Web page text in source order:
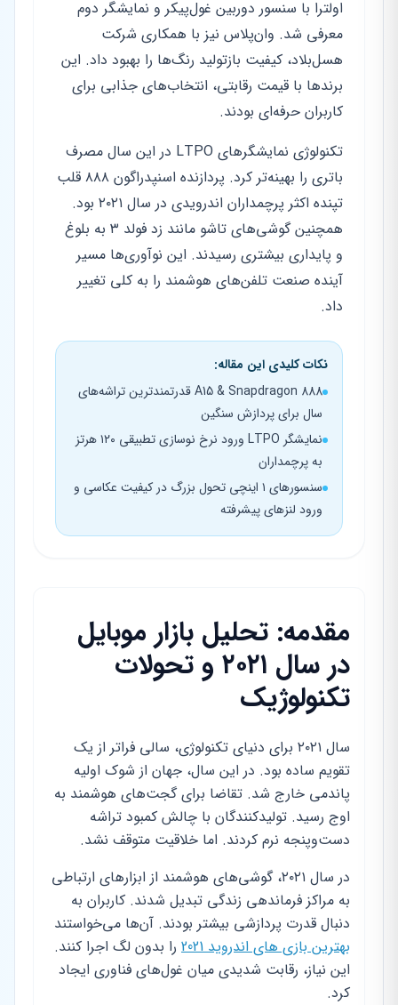
اولترا با سنسور دوربین غول‌پیکر و نمایشگر دوم
معرفی شد. وان‌پلاس نیز با همکاری شرکت
هسل‌بلاد، کیفیت بازتولید رنگ‌ها را بهبود داد. این
برندها با قیمت رقابتی، انتخاب‌های جذابی برای
کاربران حرفه‌ای بودند.
تکنولوژی نمایشگرهای LTPO در این سال مصرف
باتری را بهینه‌تر کرد. پردازنده اسنپدراگون ۸۸۸ قلب
تپنده اکثر پرچمداران اندرویدی در سال ۲۰۲۱ بود.
همچنین گوشی‌های تاشو مانند زد فولد ۳ به بلوغ
و پایداری بیشتری رسیدند. این نوآوری‌ها مسیر
آینده صنعت تلفن‌های هوشمند را به کلی تغییر
داد.
نکات کلیدی این مقاله:
A15 & Snapdragon 888 قدرتمندترین تراشه‌های
سال برای پردازش سنگین
نمایشگر LTPO ورود نرخ نوسازی تطبیقی ۱۲۰ هرتز
به پرچمداران
سنسورهای ۱ اینچی تحول بزرگ در کیفیت عکاسی و
ورود لنزهای پیشرفته
مقدمه: تحلیل بازار موبایل
در سال ۲۰۲۱ و تحولات
تکنولوژیک
سال ۲۰۲۱ برای دنیای تکنولوژی، سالی فراتر از یک
تقویم ساده بود. در این سال، جهان از شوک اولیه
پاندمی خارج شد. تقاضا برای گجت‌های هوشمند به
اوج رسید. تولیدکنندگان با چالش کمبود تراشه
دست‌وپنجه نرم کردند. اما خلاقیت متوقف نشد.
در سال ۲۰۲۱، گوشی‌های هوشمند از ابزارهای ارتباطی
به مراکز فرماندهی زندگی تبدیل شدند. کاربران به
دنبال قدرت پردازشی بیشتر بودند. آن‌ها می‌خواستند
بهترین بازی های اندروید 2021
را بدون لگ اجرا کنند.
این نیاز، رقابت شدیدی میان غول‌های فناوری ایجاد
کرد.